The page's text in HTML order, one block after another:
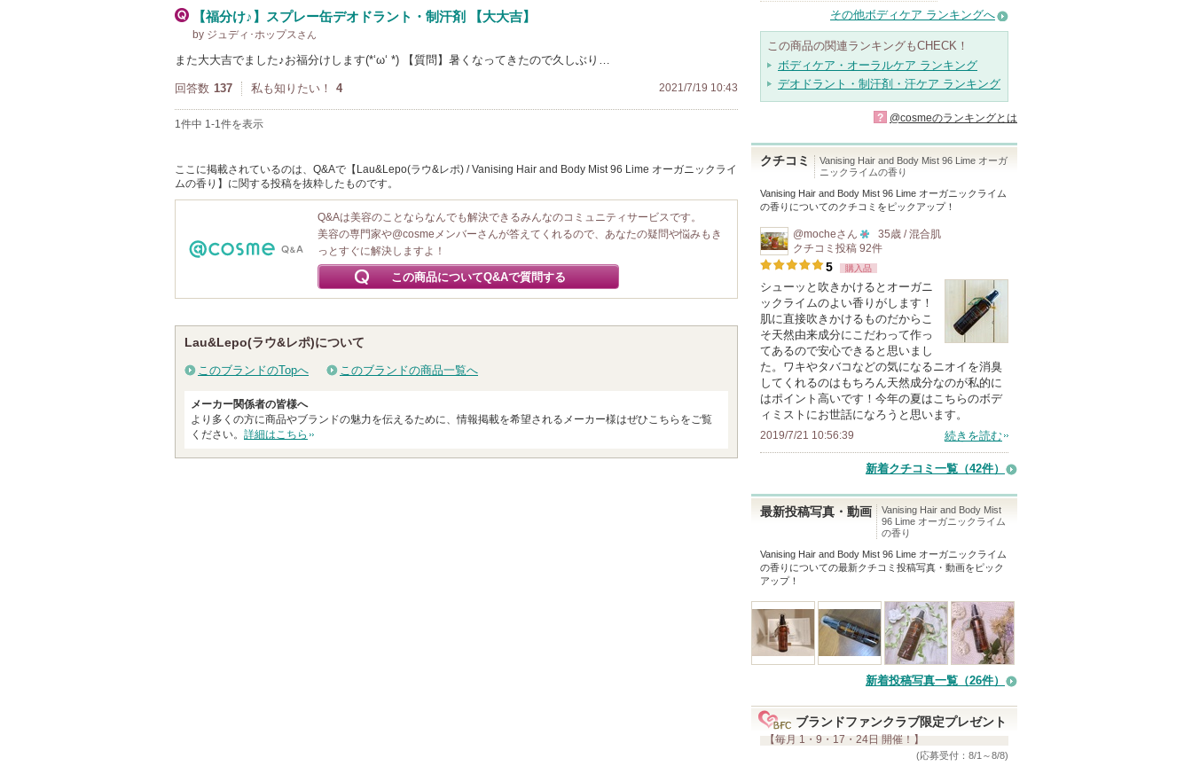
【福分け♪】スプレー缶デオドラント・制汗剤 【大大吉】
by ジュディ･ホップスさん
また大大吉でました♪お福分けします(*‘ω‘ *) 【質問】暑くなってきたので久しぶり…
回答数 137 私も知りたい！ 4 2021/7/19 10:43
1件中 1-1件を表示
ここに掲載されているのは、Q&Aで【Lau&Lepo(ラウ&レポ) / Vanising Hair and Body Mist 96 Lime オーガニックライ
ムの香り】に関する投稿を抜粋したものです。
Q&Aは美容のことならなんでも解決できるみんなのコミュニティサービスです。
美容の専門家や@cosmeメンバーさんが答えてくれるので、あなたの疑問や悩みもき
っとすぐに解決しますよ！
この商品についてQ&Aで質問する
Lau&Lepo(ラウ&レポ)について
このブランドのTopへ このブランドの商品一覧へ
メーカー関係者の皆様へ
より多くの方に商品やブランドの魅力を伝えるために、情報掲載を希望されるメーカー様はぜひこちらをご覧
ください。 詳細はこちら
その他ボディケア ランキングへ
この商品の関連ランキングもCHECK！
ボディケア・オーラルケア ランキング
デオドラント・制汗剤・汗ケア ランキング
? @cosmeのランキングとは
クチコミ
Vanising Hair and Body Mist 96 Lime オーガ
ニックライムの香り
Vanising Hair and Body Mist 96 Lime オーガニックライム
の香り についてのクチコミをピックアップ！
@mocheさん
10
人
以
上
の
メ
ン
バ
ー
お
に
登
さ
れ
て
い
す
35歳 / 混合肌
クチコミ投稿 92件
5 購入品
シューッと吹きかけるとオーガニ
ックライムのよい香りがします！
肌に直接吹きかけるものだからこ
そ天然由来成分にこだわって作っ
てあるので安心できると思いまし
た。ワキやタバコなどの気になるニオイを消臭
してくれるのはもちろん天然成分なのが私的に
はポイント高いです！今年の夏はこちらのボデ
ィミストにお世話になろうと思います。
2019/7/21 10:56:39 続きを読む
新着クチコミ一覧 （42件）
最新投稿写真・動画
Vanising Hair and Body Mist
96 Lime オーガニックライム
の香り
Vanising Hair and Body Mist 96 Lime オーガニックライム
の香り についての最新クチコミ投稿写真・動画をピック
アップ！
新着投稿写真一覧（26件）
ブランドファンクラブ限定プレゼント
【毎月 1・9・17・24日 開催！】
(応募受付：8/1～8/8)